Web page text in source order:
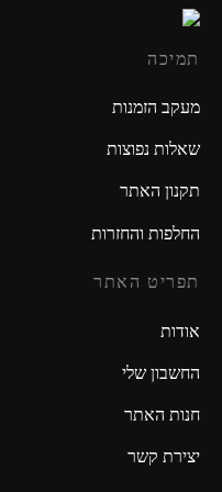
תמיכה
מעקב הזמנות
שאלות נפוצות
תקנון האתר
החלפות והחזרות
תפריט האתר
אודות
החשבון שלי
חנות האתר
יצירת קשר